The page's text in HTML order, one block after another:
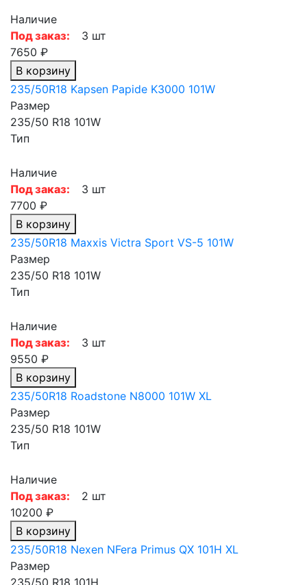
Наличие
Под заказ:
3 шт
7650 ₽
В корзину
235/50R18 Kapsen Papide K3000 101W
Размер
235/50 R18 101W
Тип
Наличие
Под заказ:
3 шт
7700 ₽
В корзину
235/50R18 Maxxis Victra Sport VS-5 101W
Размер
235/50 R18 101W
Тип
Наличие
Под заказ:
3 шт
9550 ₽
В корзину
235/50R18 Roadstone N8000 101W XL
Размер
235/50 R18 101W
Тип
Наличие
Под заказ:
2 шт
10200 ₽
В корзину
235/50R18 Nexen NFera Primus QX 101H XL
Размер
235/50 R18 101H